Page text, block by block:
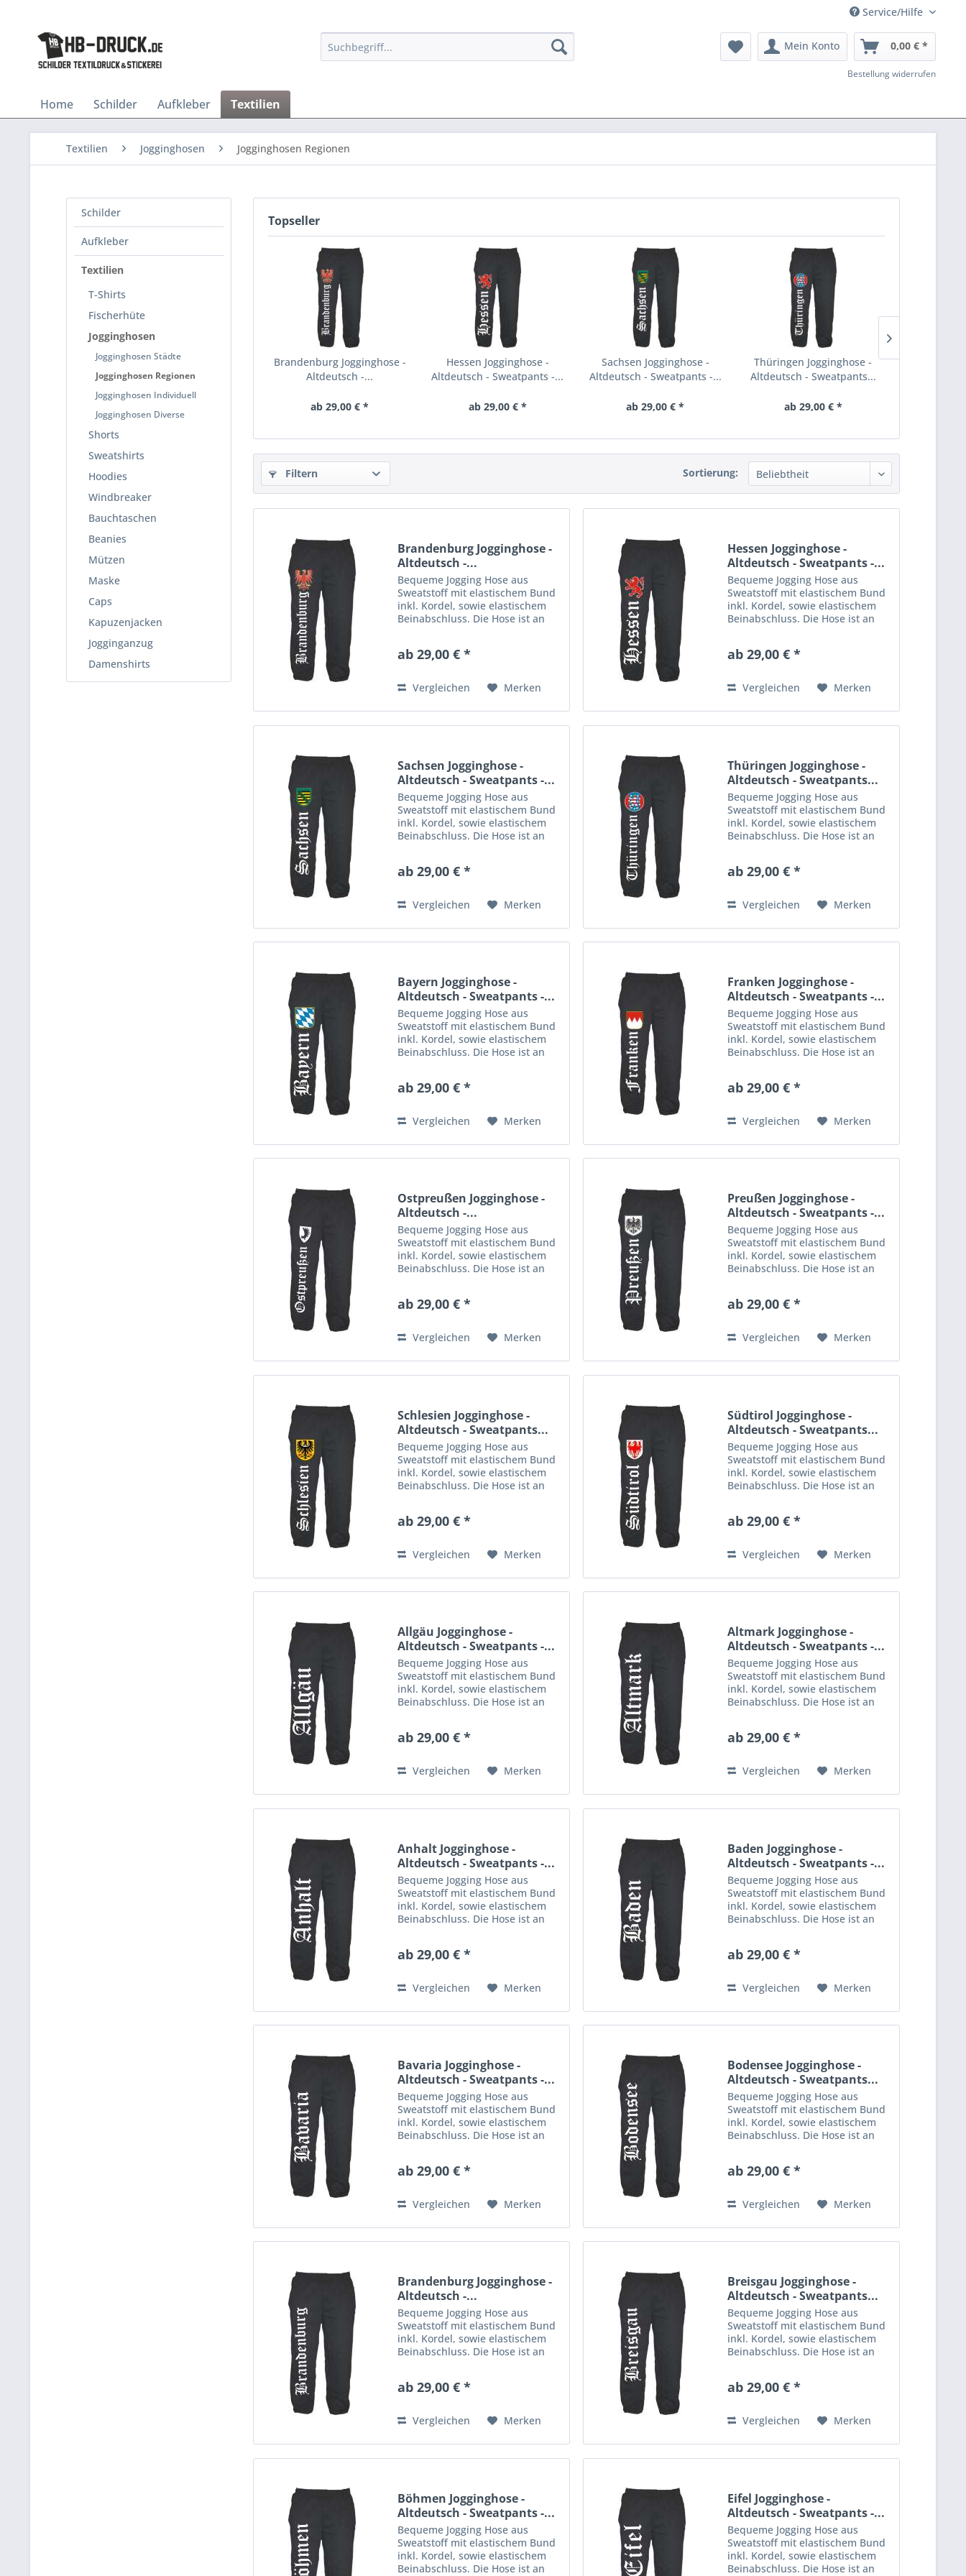
Service/Hilfe
Mein Konto 0,00 € *
Bestellung widerrufen
Home Schilder Aufkleber Textilien
Textilien Jogginghosen Jogginghosen Regionen
Schilder
Aufkleber
Textilien
T-Shirts
Fischerhüte
Jogginghosen
Jogginghosen Städte
Jogginghosen Regionen
Jogginghosen Individuell
Jogginghosen Diverse
Shorts
Sweatshirts
Hoodies
Windbreaker
Bauchtaschen
Beanies
Mützen
Maske
Caps
Kapuzenjacken
Jogginganzug
Damenshirts
Topseller
Brandenburg Jogginghose -
Altdeutsch -...
ab 29,00 € *
Hessen Jogginghose -
Altdeutsch - Sweatpants -...
ab 29,00 € *
Sachsen Jogginghose -
Altdeutsch - Sweatpants -...
ab 29,00 € *
Thüringen Jogginghose -
Altdeutsch - Sweatpants...
ab 29,00 € *
Filtern Sortierung:
Brandenburg Jogginghose -
Altdeutsch -...
Bequeme Jogging Hose aus
Sweatstoff mit elastischem Bund
inkl. Kordel, sowie elastischem
Beinabschluss. Die Hose ist an
Baumwolle, 20% Polyester
ab 29,00 € *
Vergleichen Merken
Hessen Jogginghose -
Altdeutsch - Sweatpants -...
Bequeme Jogging Hose aus
Sweatstoff mit elastischem Bund
inkl. Kordel, sowie elastischem
Beinabschluss. Die Hose ist an
Baumwolle, 20% Polyester
ab 29,00 € *
Vergleichen Merken
Sachsen Jogginghose -
Altdeutsch - Sweatpants -...
Bequeme Jogging Hose aus
Sweatstoff mit elastischem Bund
inkl. Kordel, sowie elastischem
Beinabschluss. Die Hose ist an
Baumwolle, 20% Polyester
ab 29,00 € *
Vergleichen Merken
Thüringen Jogginghose -
Altdeutsch - Sweatpants...
Bequeme Jogging Hose aus
Sweatstoff mit elastischem Bund
inkl. Kordel, sowie elastischem
Beinabschluss. Die Hose ist an
Baumwolle, 20% Polyester
ab 29,00 € *
Vergleichen Merken
Bayern Jogginghose -
Altdeutsch - Sweatpants -...
Bequeme Jogging Hose aus
Sweatstoff mit elastischem Bund
inkl. Kordel, sowie elastischem
Beinabschluss. Die Hose ist an
Baumwolle, 20% Polyester
ab 29,00 € *
Vergleichen Merken
Franken Jogginghose -
Altdeutsch - Sweatpants -...
Bequeme Jogging Hose aus
Sweatstoff mit elastischem Bund
inkl. Kordel, sowie elastischem
Beinabschluss. Die Hose ist an
Baumwolle, 20% Polyester
ab 29,00 € *
Vergleichen Merken
Ostpreußen Jogginghose -
Altdeutsch -...
Bequeme Jogging Hose aus
Sweatstoff mit elastischem Bund
inkl. Kordel, sowie elastischem
Beinabschluss. Die Hose ist an
Baumwolle, 20% Polyester
ab 29,00 € *
Vergleichen Merken
Preußen Jogginghose -
Altdeutsch - Sweatpants -...
Bequeme Jogging Hose aus
Sweatstoff mit elastischem Bund
inkl. Kordel, sowie elastischem
Beinabschluss. Die Hose ist an
Baumwolle, 20% Polyester
ab 29,00 € *
Vergleichen Merken
Schlesien Jogginghose -
Altdeutsch - Sweatpants...
Bequeme Jogging Hose aus
Sweatstoff mit elastischem Bund
inkl. Kordel, sowie elastischem
Beinabschluss. Die Hose ist an
Baumwolle, 20% Polyester
ab 29,00 € *
Vergleichen Merken
Südtirol Jogginghose -
Altdeutsch - Sweatpants...
Bequeme Jogging Hose aus
Sweatstoff mit elastischem Bund
inkl. Kordel, sowie elastischem
Beinabschluss. Die Hose ist an
Baumwolle, 20% Polyester
ab 29,00 € *
Vergleichen Merken
Allgäu Jogginghose -
Altdeutsch - Sweatpants -...
Bequeme Jogging Hose aus
Sweatstoff mit elastischem Bund
inkl. Kordel, sowie elastischem
Beinabschluss. Die Hose ist an
Baumwolle, 20% Polyester
ab 29,00 € *
Vergleichen Merken
Altmark Jogginghose -
Altdeutsch - Sweatpants -...
Bequeme Jogging Hose aus
Sweatstoff mit elastischem Bund
inkl. Kordel, sowie elastischem
Beinabschluss. Die Hose ist an
Baumwolle, 20% Polyester
ab 29,00 € *
Vergleichen Merken
Anhalt Jogginghose -
Altdeutsch - Sweatpants -...
Bequeme Jogging Hose aus
Sweatstoff mit elastischem Bund
inkl. Kordel, sowie elastischem
Beinabschluss. Die Hose ist an
Baumwolle, 20% Polyester
ab 29,00 € *
Vergleichen Merken
Baden Jogginghose -
Altdeutsch - Sweatpants -...
Bequeme Jogging Hose aus
Sweatstoff mit elastischem Bund
inkl. Kordel, sowie elastischem
Beinabschluss. Die Hose ist an
Baumwolle, 20% Polyester
ab 29,00 € *
Vergleichen Merken
Bavaria Jogginghose -
Altdeutsch - Sweatpants -...
Bequeme Jogging Hose aus
Sweatstoff mit elastischem Bund
inkl. Kordel, sowie elastischem
Beinabschluss. Die Hose ist an
Baumwolle, 20% Polyester
ab 29,00 € *
Vergleichen Merken
Bodensee Jogginghose -
Altdeutsch - Sweatpants...
Bequeme Jogging Hose aus
Sweatstoff mit elastischem Bund
inkl. Kordel, sowie elastischem
Beinabschluss. Die Hose ist an
Baumwolle, 20% Polyester
ab 29,00 € *
Vergleichen Merken
Brandenburg Jogginghose -
Altdeutsch -...
Bequeme Jogging Hose aus
Sweatstoff mit elastischem Bund
inkl. Kordel, sowie elastischem
Beinabschluss. Die Hose ist an
Baumwolle, 20% Polyester
ab 29,00 € *
Vergleichen Merken
Breisgau Jogginghose -
Altdeutsch - Sweatpants...
Bequeme Jogging Hose aus
Sweatstoff mit elastischem Bund
inkl. Kordel, sowie elastischem
Beinabschluss. Die Hose ist an
Baumwolle, 20% Polyester
ab 29,00 € *
Vergleichen Merken
Böhmen Jogginghose -
Altdeutsch - Sweatpants -...
Bequeme Jogging Hose aus
Sweatstoff mit elastischem Bund
inkl. Kordel, sowie elastischem
Beinabschluss. Die Hose ist an
Eifel Jogginghose -
Altdeutsch - Sweatpants -...
Bequeme Jogging Hose aus
Sweatstoff mit elastischem Bund
inkl. Kordel, sowie elastischem
Beinabschluss. Die Hose ist an